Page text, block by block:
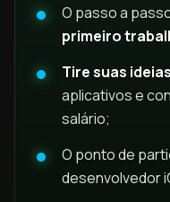
O passo a
primeiro
Tire suas
aplicativos e
salário;
O ponto de
desenvolvedor